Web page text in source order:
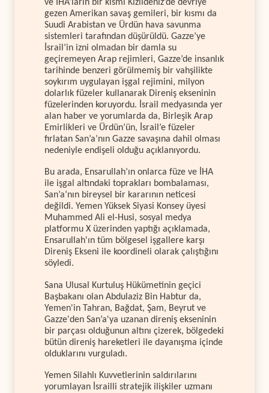
ve İHA’ların bir kısmı Kızıldeniz’de devriye
gezen Amerikan savaş gemileri, bir kısmı da
Suudi Arabistan ve Ürdün hava savunma
sistemleri tarafından düşürüldü. Gazze’ye
İsrail’in izni olmadan bir damla su
geçiremeyen Arap rejimleri, Gazze’de insanlık
tarihinde benzeri görülmemiş bir vahşilikte
soykırım uygulayan işgal rejimini, milyon
dolarlık füzeler kullanarak Direniş ekseninin
füzelerinden koruyordu. İsrail medyasında yer
alan haber ve yorumlarda da, Birleşik Arap
Emirlikleri ve Ürdün’ün, İsrail’e füzeler
fırlatan San’a’nın Gazze savaşına dahil olması
nedeniyle endişeli olduğu açıklanıyordu.
Bu arada, Ensarullah’ın onlarca füze ve İHA
ile işgal altındaki toprakları bombalaması,
San’a’nın bireysel bir kararının neticesi
değildi. Yemen Yüksek Siyasi Konsey üyesi
Muhammed Ali el-Husi, sosyal medya
platformu X üzerinden yaptığı açıklamada,
Ensarullah'ın tüm bölgesel işgallere karşı
Direniş Ekseni ile koordineli olarak çalıştığını
söyledi.
Sana Ulusal Kurtuluş Hükümetinin geçici
Başbakanı olan Abdulaziz Bin Habtur da,
Yemen'in Tahran, Bağdat, Şam, Beyrut ve
Gazze'den San’a'ya uzanan direniş ekseninin
bir parçası olduğunun altını çizerek, bölgedeki
bütün direniş hareketleri ile dayanışma içinde
olduklarını vurguladı.
Yemen Silahlı Kuvvetlerinin saldırılarını
yorumlayan İsrailli stratejik ilişkiler uzmanı